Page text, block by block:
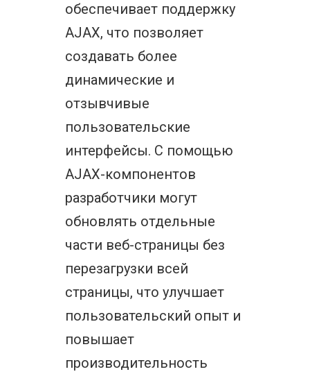
обеспечивает поддержку
AJAX, что позволяет
создавать более
динамические и
отзывчивые
пользовательские
интерфейсы. С помощью
AJAX-компонентов
разработчики могут
обновлять отдельные
части веб-страницы без
перезагрузки всей
страницы, что улучшает
пользовательский опыт и
повышает
производительность